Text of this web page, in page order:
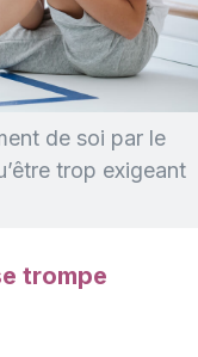
de soi par le
trop exigeant
trompe